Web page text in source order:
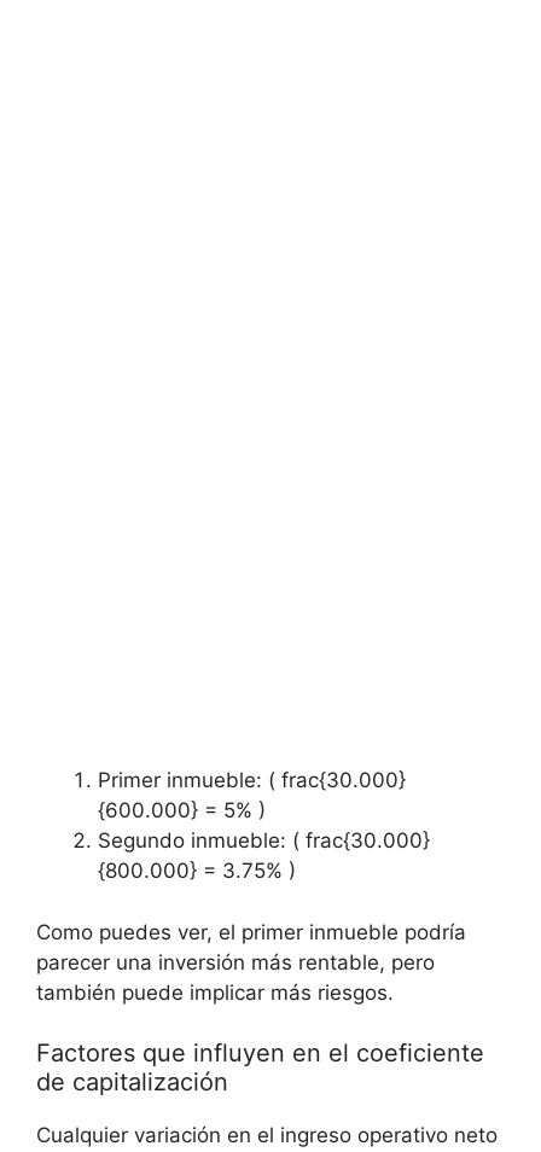
Primer inmueble: ( frac{30.000}
{600.000} = 5% )
Segundo inmueble: ( frac{30.000}
{800.000} = 3.75% )
Como puedes ⁢ver, el primer inmueble podría
parecer una inversión más rentable, pero
también puede implicar más riesgos.
Factores que influyen en el coeficiente
de capitalización
Cualquier variación en el ingreso operativo neto